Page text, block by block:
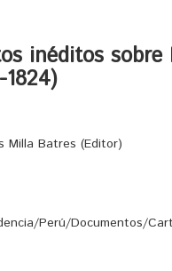
inéditos
1824)
Milla Batres (Editor)
Perú/Documentos/